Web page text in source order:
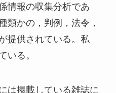
情報の収集分析であ
類かの，判例，法令，
提供されている。私
いる。
は掲載している雑誌に